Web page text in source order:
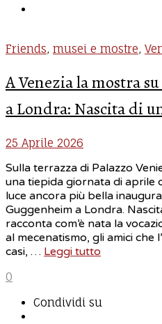
Friends, musei e mostre,
A Venezia la mostra
a Londra: Nascita di
25 Aprile 2026
Sulla terrazza di Palazzo
una tiepida giornata di aprile
luce ancora più bella
Guggenheim a Londra.
racconta com’è nata la
al mecenatismo, gli amici che
casi, … Leggi tutto
0
Condividi su